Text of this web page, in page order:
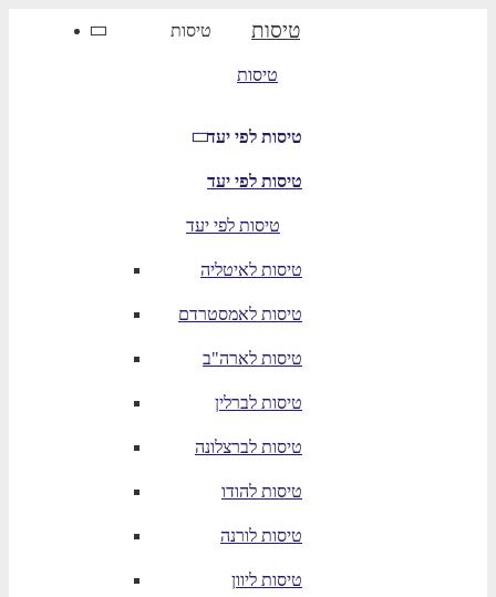
טיסות טיסות
טיסות
טיסות לפי יעד
טיסות לפי יעד
טיסות לפי יעד
טיסות לאיטליה
טיסות לאמסטרדם
טיסות לארה"ב
טיסות לברלין
טיסות לברצלונה
טיסות להודו
טיסות לורנה
טיסות ליוון